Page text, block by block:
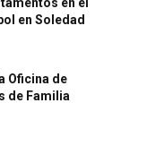
en Soledad
Oficina de
de Familia